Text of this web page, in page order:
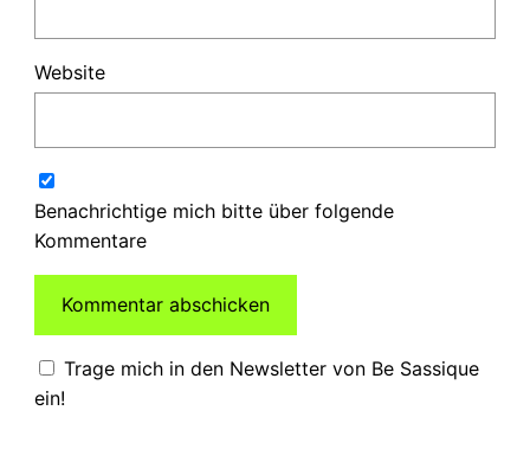
Website
Benachrichtige mich bitte über folgende
Kommentare
Trage mich in den Newsletter von Be Sassique
ein!